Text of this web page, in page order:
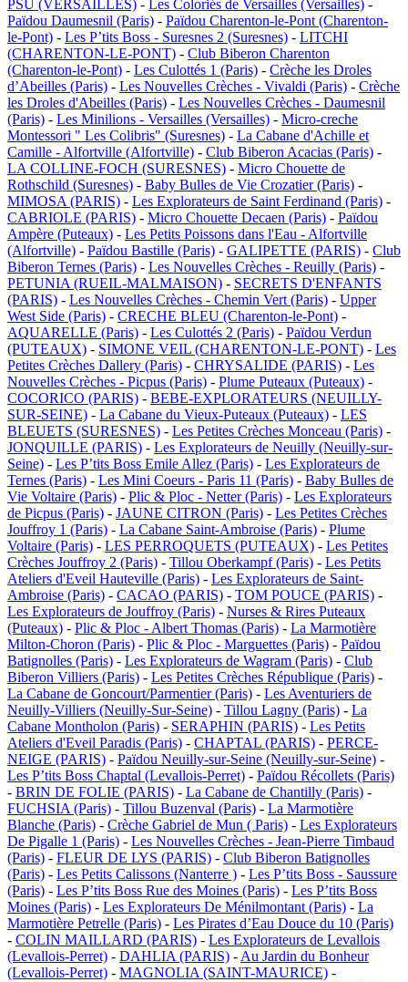
PSU (VERSAILLES) - Les Coloriés de Versailles (Versailles) -
Païdou Daumesnil (Paris) - Païdou Charenton-le-Pont (Charenton-
le-Pont) - Les P’tits Boss - Suresnes 2 (Suresnes) - LITCHI
(CHARENTON-LE-PONT) - Club Biberon Charenton
(Charenton-le-Pont) - Les Culottés 1 (Paris) - Crèche les Droles
d’Abeilles (Paris) - Les Nouvelles Crèches - Vivaldi (Paris) - Crèche
les Droles d'Abeilles (Paris) - Les Nouvelles Crèches - Daumesnil
(Paris) - Les Minilions - Versailles (Versailles) - Micro-creche
Montessori " Les Colibris" (Suresnes) - La Cabane d'Achille et
Camille - Alfortville (Alfortville) - Club Biberon Acacias (Paris) -
LA COLLINE-FOCH (SURESNES) - Micro Chouette de
Rothschild (Suresnes) - Baby Bulles de Vie Crozatier (Paris) -
MIMOSA (PARIS) - Les Explorateurs de Saint Ferdinand (Paris) -
CABRIOLE (PARIS) - Micro Chouette Decaen (Paris) - Païdou
Ampère (Puteaux) - Les Petits Poissons dans l'Eau - Alfortville
(Alfortville) - Païdou Bastille (Paris) - GALIPETTE (PARIS) - Club
Biberon Ternes (Paris) - Les Nouvelles Crèches - Reuilly (Paris) -
PETUNIA (RUEIL-MALMAISON) - SECRETS D'ENFANTS
(PARIS) - Les Nouvelles Crèches - Chemin Vert (Paris) - Upper
West Side (Paris) - CRECHE BLEU (Charenton-le-Pont) -
AQUARELLE (Paris) - Les Culottés 2 (Paris) - Païdou Verdun
(PUTEAUX) - SIMONE VEIL (CHARENTON-LE-PONT) - Les
Petites Crèches Dallery (Paris) - CHRYSALIDE (PARIS) - Les
Nouvelles Crèches - Picpus (Paris) - Plume Puteaux (Puteaux) -
COCORICO (PARIS) - BEBE-EXPLORATEURS (NEUILLY-
SUR-SEINE) - La Cabane du Vieux-Puteaux (Puteaux) - LES
BLEUETS (SURESNES) - Les Petites Crèches Monceau (Paris) -
JONQUILLE (PARIS) - Les Explorateurs de Neuilly (Neuilly-sur-
Seine) - Les P’tits Boss Emile Allez (Paris) - Les Explorateurs de
Ternes (Paris) - Les Mini Coeurs - Paris 11 (Paris) - Baby Bulles de
Vie Voltaire (Paris) - Plic & Ploc - Netter (Paris) - Les Explorateurs
de Picpus (Paris) - JAUNE CITRON (Paris) - Les Petites Crèches
Jouffroy 1 (Paris) - La Cabane Saint-Ambroise (Paris) - Plume
Voltaire (Paris) - LES PERROQUETS (PUTEAUX) - Les Petites
Crèches Jouffroy 2 (Paris) - Tillou Oberkampf (Paris) - Les Petits
Ateliers d'Eveil Hauteville (Paris) - Les Explorateurs de Saint-
Ambroise (Paris) - CACAO (PARIS) - TOM POUCE (PARIS) -
Les Explorateurs de Jouffroy (Paris) - Nurses & Rires Puteaux
(Puteaux) - Plic & Ploc - Albert Thomas (Paris) - La Marmotière
Milton-Choron (Paris) - Plic & Ploc - Marguettes (Paris) - Païdou
Batignolles (Paris) - Les Explorateurs de Wagram (Paris) - Club
Biberon Villiers (Paris) - Les Petites Crèches République (Paris) -
La Cabane de Goncourt/Parmentier (Paris) - Les Aventuriers de
Neuilly-Villiers (Neuilly-Sur-Seine) - Tillou Lagny (Paris) - La
Cabane Montholon (Paris) - SERAPHIN (PARIS) - Les Petits
Ateliers d'Eveil Paradis (Paris) - CHAPTAL (PARIS) - PERCE-
NEIGE (PARIS) - Païdou Neuilly-sur-Seine (Neuilly-sur-Seine) -
Les P’tits Boss Chaptal (Levallois-Perret) - Païdou Récollets (Paris)
- BRIN DE FOLIE (PARIS) - La Cabane de Chantilly (Paris) -
FUCHSIA (Paris) - Tillou Buzenval (Paris) - La Marmotière
Blanche (Paris) - Crèche Gabriel de Mun ( Paris) - Les Explorateurs
De Pigalle 1 (Paris) - Les Nouvelles Crèches - Jean-Pierre Timbaud
(Paris) - FLEUR DE LYS (PARIS) - Club Biberon Batignolles
(Paris) - Les Petits Calissons (Nanterre ) - Les P’tits Boss - Saussure
(Paris) - Les P’tits Boss Rue des Moines (Paris) - Les P’tits Boss
Moines (Paris) - Les Explorateurs De Ménilmontant (Paris) - La
Marmotière Petrelle (Paris) - Les Pirates d’Eau Douce du 10 (Paris)
- COLIN MAILLARD (PARIS) - Les Explorateurs de Levallois
(Levallois-Perret) - DAHLIA (PARIS) - Au Jardin du Bonheur
(Levallois-Perret) - MAGNOLIA (SAINT-MAURICE) -